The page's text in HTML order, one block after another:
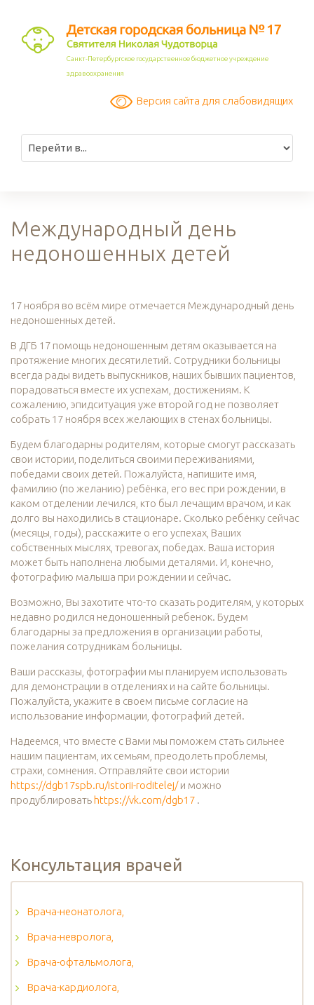
Санкт-Петербургское государственное бюджетное учреждение
здравоохранения
Версия сайта для слабовидящих
Международный день
недоношенных детей
17 ноября во всём мире отмечается Международный день
недоношенных детей.
В ДГБ 17 помощь недоношенным детям оказывается на
протяжение многих десятилетий. Сотрудники больницы
всегда рады видеть выпускников, наших бывших пациентов,
порадоваться вместе их успехам, достижениям. К
сожалению, эпидситуация уже второй год не позволяет
собрать 17 ноября всех желающих в стенах больницы.
Будем благодарны родителям, которые смогут рассказать
свои истории, поделиться своими переживаниями,
победами своих детей. Пожалуйста, напишите имя,
фамилию (по желанию) ребёнка, его вес при рождении, в
каком отделении лечился, кто был лечащим врачом, и как
долго вы находились в стационаре. Сколько ребёнку сейчас
(месяцы, годы), расскажите о его успехах, Ваших
собственных мыслях, тревогах, победах. Ваша история
может быть наполнена любыми деталями. И, конечно,
фотографию малыша при рождении и сейчас.
Возможно, Вы захотите что-то сказать родителям, у которых
недавно родился недоношенный ребенок. Будем
благодарны за предложения в организации работы,
пожелания сотрудникам больницы.
Ваши рассказы, фотографии мы планируем использовать
для демонстрации в отделениях и на сайте больницы.
Пожалуйста, укажите в своем письме согласие на
использование информации, фотографий детей.
Надеемся, что вместе с Вами мы поможем стать сильнее
нашим пациентам, их семьям, преодолеть проблемы,
страхи, сомнения. Отправляйте свои истории
https://dgb17spb.ru/istorii-roditelej/и можно
продублировать https://vk.com/dgb17 .
Консультация врачей
Врача-неонатолога,
Врача-невролога,
Врача-офтальмолога,
Врача-кардиолога,